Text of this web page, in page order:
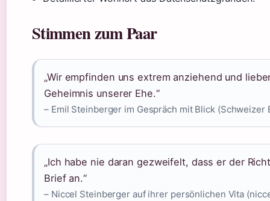
Stimmen zum Paar
„Wir empfinden uns extrem anziehend und
Geheimnis unserer Ehe.“
– Emil Steinberger im Gespräch mit Blick (Schweizer
„Ich habe nie daran gezweifelt, dass er der
Brief an.“
– Niccel Steinberger auf ihrer persönlichen Vita